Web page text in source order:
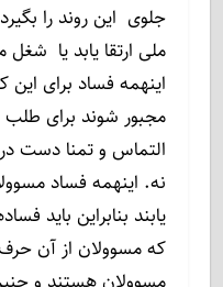
جلوی این روند را
ملی ارتقا یابد یا
اینهمه فساد برای
مجبور شوند برای طلب
التماس و تمنا دست
نه. اینهمه فساد
یابند بنابراین باید
که مسوولان از آن حرف